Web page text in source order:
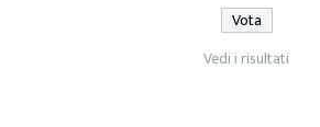
Vedi i risultati